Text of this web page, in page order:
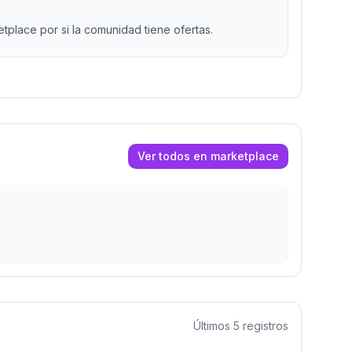
por si la comunidad tiene ofertas.
Ver todos en marketplace
Últimos 5 registros